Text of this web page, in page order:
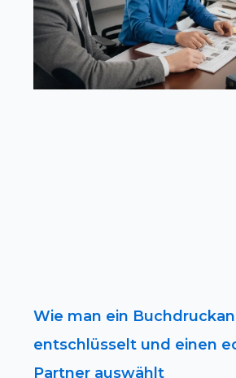
Wie man ein
entschlüsselt und einen
Partner auswählt